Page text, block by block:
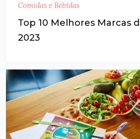
Comidas e Bebidas
Top 10 Melhores Marcas
2023